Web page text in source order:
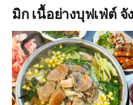
มิก เนื้อย่างบุฟเฟ่ต์